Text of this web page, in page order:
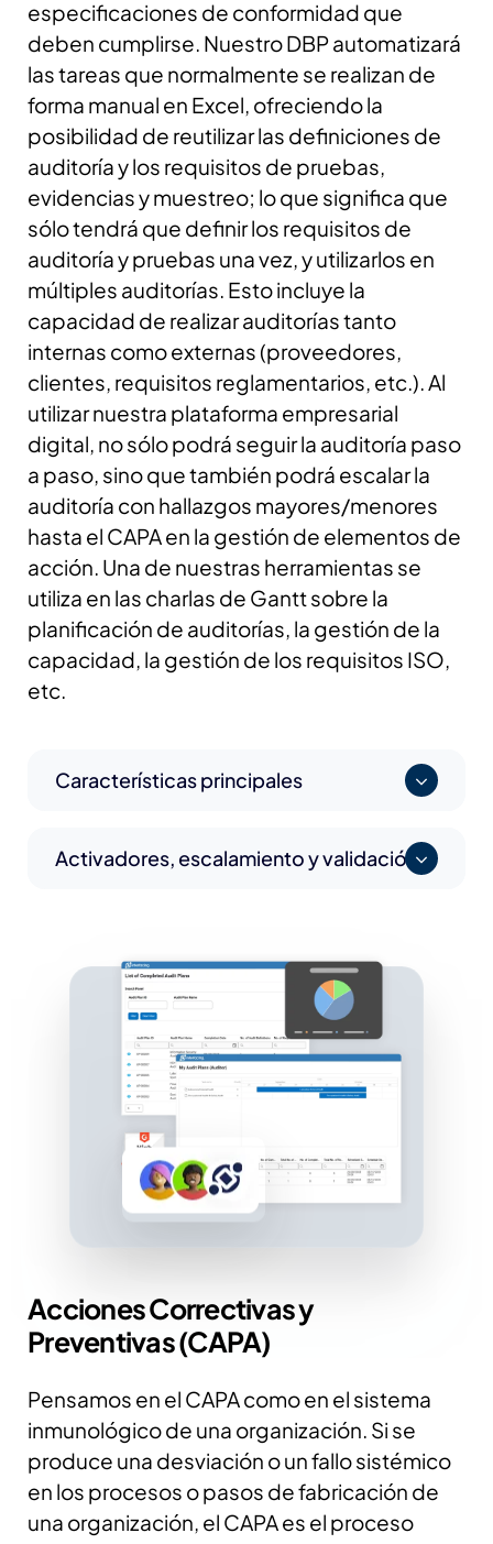
especificaciones de conformidad que
deben cumplirse. Nuestro DBP automatizará
las tareas que normalmente se realizan de
forma manual en Excel, ofreciendo la
posibilidad de reutilizar las definiciones de
auditoría y los requisitos de pruebas,
evidencias y muestreo; lo que significa que
sólo tendrá que definir los requisitos de
auditoría y pruebas una vez, y utilizarlos en
múltiples auditorías. Esto incluye la
capacidad de realizar auditorías tanto
internas como externas (proveedores,
clientes, requisitos reglamentarios, etc.).Al
utilizar nuestra plataforma empresarial
digital, no sólo podrá seguir la auditoría paso
a paso, sino que también podrá escalar la
auditoría con hallazgos mayores/menores
hasta el CAPA en la gestión de elementos de
acción. Una de nuestras herramientas se
utiliza en las charlas de Gantt sobre la
planificación de auditorías, la gestión de la
capacidad, la gestión de los requisitos ISO,
etc.
Características principales
Activadores, escalamiento y validación
Acciones Correctivas y
Preventivas (CAPA)
Pensamos en el CAPA como en el sistema
inmunológico de una organización. Si se
produce una desviación o un fallo sistémico
en los procesos o pasos de fabricación de
una organización, el CAPA es el proceso